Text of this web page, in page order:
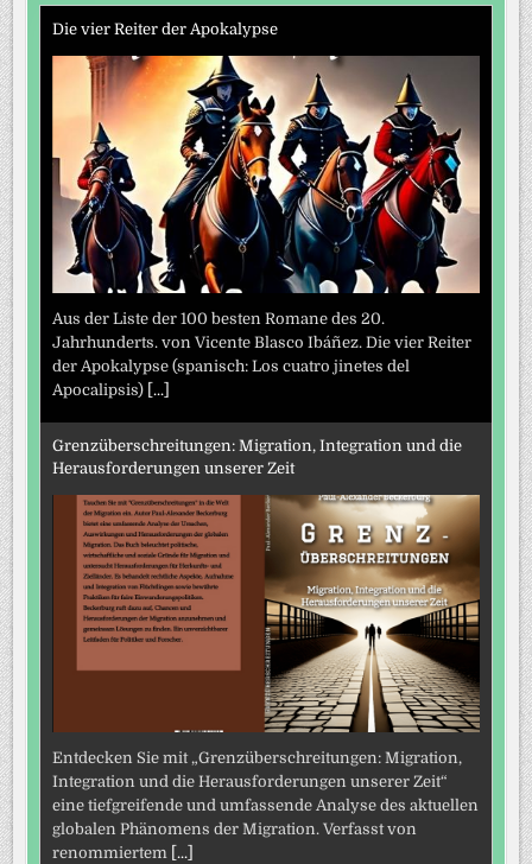
Die vier Reiter der Apokalypse
Aus der Liste der 100 besten Romane des 20.
Jahrhunderts. von Vicente Blasco Ibáñez. Die vier Reiter
der Apokalypse (spanisch: Los cuatro jinetes del
Apocalipsis) [...]
Grenzüberschreitungen: Migration, Integration und die
Herausforderungen unserer Zeit
Entdecken Sie mit „Grenzüberschreitungen: Migration,
Integration und die Herausforderungen unserer Zeit“
eine tiefgreifende und umfassende Analyse des aktuellen
globalen Phänomens der Migration. Verfasst von
renommiertem [...]